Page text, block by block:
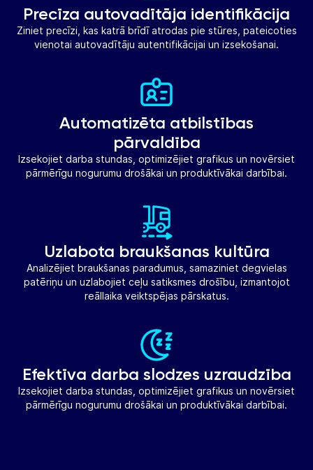
Precīza autovadītāja identifikācija
Ziniet precīzi, kas katrā brīdī atrodas pie stūres, pateicoties
vienotai autovadītāju autentifikācijai un izsekošanai.
Automatizēta atbilstības
pārvaldība
Izsekojiet darba stundas, optimizējiet grafikus un novērsiet
pārmērīgu nogurumu drošākai un produktīvākai darbībai.
Uzlabota braukšanas kultūra
Analizējiet braukšanas paradumus, samaziniet degvielas
patēriņu un uzlabojiet ceļu satiksmes drošību, izmantojot
reāllaika veiktspējas pārskatus.
Efektīva darba slodzes uzraudzība
Izsekojiet darba stundas, optimizējiet grafikus un novērsiet
pārmērīgu nogurumu drošākai un produktīvākai darbībai.